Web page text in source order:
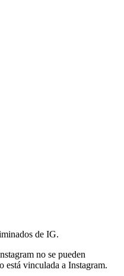
de IG.
no se pueden
está vinculada a Instagram.